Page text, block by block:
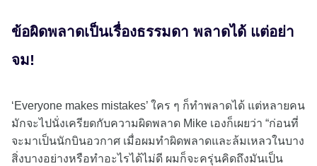
ข้อผิดพลาดเป็นเรื่องธรรมดา พลาดได้ แต่อย่า
จม!
‘Everyone makes mistakes’ ใคร ๆ ก็ทำพลาดได้ แต่หลายคน
มักจะไปนั่งเครียดกับความผิดพลาด Mike เองก็เผยว่า “ก่อนที่
จะมาเป็นนักบินอวกาศ เมื่อผมทำผิดพลาดและล้มเหลวในบาง
สิ่งบางอย่างหรือทำอะไรได้ไม่ดี ผมก็จะครุ่นคิดถึงมันเป็น